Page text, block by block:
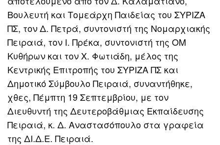
Βουλευτή και Τομεάρχη Παιδείας του ΣΥΡΙΖΑ
ΠΣ, τον Δ. Πετρά, συντονιστή της Νομαρχιακής
Πειραιά, τον Ι. Πρέκα, συντονιστή της ΟΜ
Κυθήρων και τον Χ. Φωτιάδη, μέλος της
Κεντρικής Επιτροπής του ΣΥΡΙΖΑ ΠΣ και
Δημοτικό Σύμβουλο Πειραιά, συναντήθηκε,
χθες, Πέμπτη 19 Σεπτεμβρίου, με τον
Διευθυντή της Δευτεροβάθμιας Εκπαίδευσης
Πειραιά, κ. Δ. Αναστασόπουλο στα γραφεία
της ΔΙ.Δ.Ε. Πειραιά.